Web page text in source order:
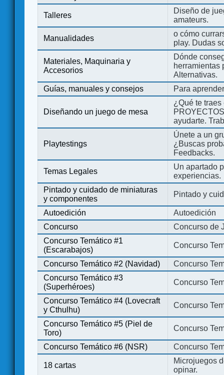
Talleres
Diseño de
amateurs.
Manualidades
o cómo
play. Dudas
Materiales, Maquinaria y
Accesorios
Dónde
herramientas
Alternativas.
Guías, manuales y consejos
Para
Diseñando un juego de mesa
¿Qué te
ayudarte.
Playtestings
Únete a un
¿Buscas
Feedbacks.
Temas Legales
Un apartado
experiencias.
Pintado y cuidado de miniaturas
y componentes
Pintado y
Autoedición
Autoedición
Concurso
Concurso de
Concurso Temático #1
(Escarabajos)
Concurso
Concurso Temático #2 (Navidad)
Concurso
Concurso Temático #3
(Superhéroes)
Concurso
Concurso Temático #4 (Lovecraft
y Cthulhu)
Concurso
Concurso Temático #5 (Piel de
Toro)
Concurso
Concurso Temático #6 (NSR) Concurso
18 cartas
Microjuegos
opinar.